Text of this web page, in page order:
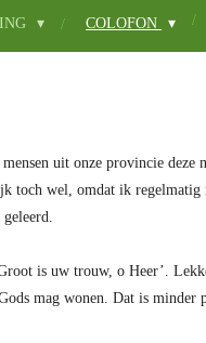
COLOFON
uit onze provincie deze
toch wel, omdat ik regelmatig
is uw trouw, o Heer’.
mag wonen. Dat is minder